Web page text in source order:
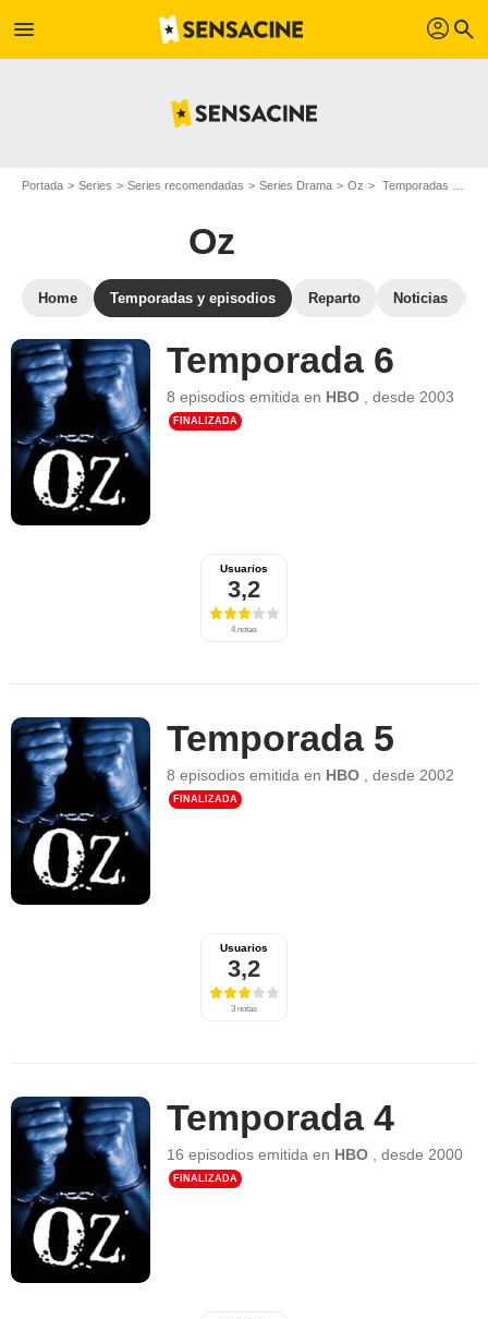
menu profil search
Portada Series Series recomendadas Series Drama Oz Temporadas de Oz
Oz
Home Temporadas y episodios Reparto Noticias
Temporada 6
8 episodios emitida en HBO ,desde 2003
FINALIZADA
Usuarios
3,2
4 notas
Temporada 5
8 episodios emitida en HBO ,desde2002
FINALIZADA
Usuarios
3,2
3 notas
Temporada 4
16 episodios emitida en HBO ,desde 2000
FINALIZADA